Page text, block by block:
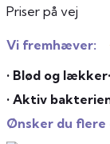
Priser på vej
Vi fremhæver:
• Blød og lækker
• Aktiv
Ønsker du flere